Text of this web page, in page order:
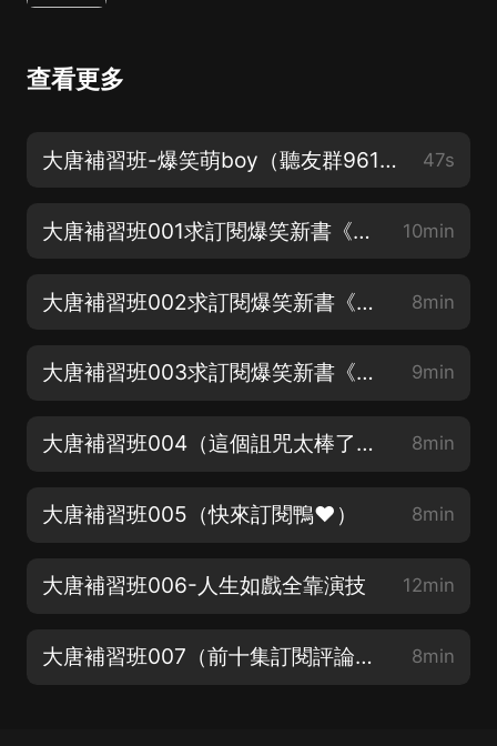
查看更多
大唐補習班-爆笑萌boy（聽友群961686393密碼本書主角的名字） 47s
大唐補習班001求訂閱爆笑新書《明朝大忽悠》 10min
大唐補習班002求訂閱爆笑新書《明朝大忽悠》 8min
大唐補習班003求訂閱爆笑新書《明朝大忽悠》 9min
大唐補習班004（這個詛咒太棒了爆笑上架，點擊安燃頭像就找到啦） 8min
大唐補習班005（快來訂閱鴨❤️） 8min
大唐補習班006-人生如戲全靠演技 12min
大唐補習班007（前十集訂閱評論抽獎哦） 8min